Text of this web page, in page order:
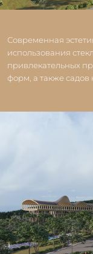
Современная
использования
привлекательных
форм, а также садов